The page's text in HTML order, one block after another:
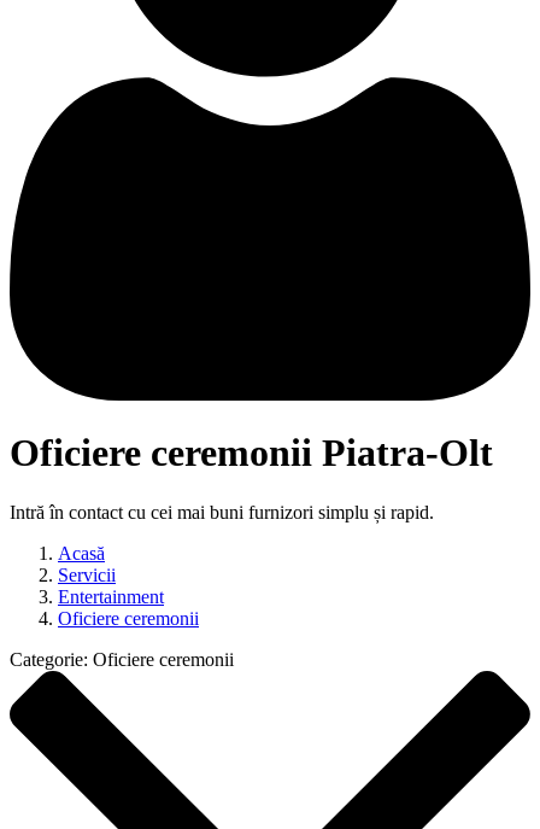
Oficiere ceremonii Piatra-Olt
Intră în contact cu cei mai buni furnizori simplu și rapid.
Acasă
Servicii
Entertainment
Oficiere ceremonii
Categorie: Oficiere ceremonii